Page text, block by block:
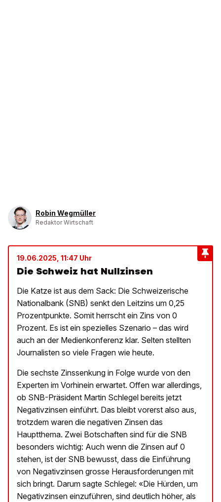
Robin Wegmüller
Redaktor Wirtschaft
19.06.2025, 11:47 Uhr
Die Schweiz hat Nullzinsen
Die Katze ist aus dem Sack: Die Schweizerische
Nationalbank (SNB) senkt den Leitzins um 0,25
Prozentpunkte. Somit herrscht ein Zins von 0
Prozent. Es ist ein spezielles Szenario – das wird
auch an der Medienkonferenz klar. Selten stellten
Journalisten so viele Fragen wie heute.
Die sechste Zinssenkung in Folge wurde von den
Experten im Vorhinein erwartet. Offen war allerdings,
ob SNB-Präsident Martin Schlegel bereits jetzt
Negativzinsen einführt. Das bleibt vorerst also aus,
trotzdem waren die negativen Zinsen das
Hauptthema. Zwei Botschaften sind für die SNB
besonders wichtig: Auch wenn die Zinsen auf 0
stehen, ist der SNB bewusst, dass die Einführung
von Negativzinsen grosse Herausforderungen mit
sich bringt. Darum sagte Schlegel: «Die Hürden, um
Negativzinsen einzuführen, sind deutlich höher, als